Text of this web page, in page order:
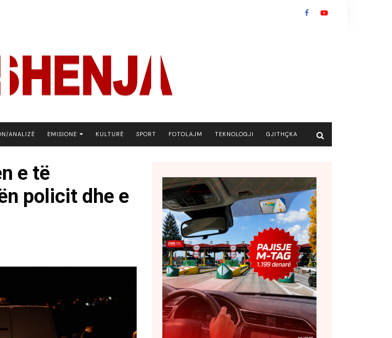
ANALIZË EMISIONE
EKONOMIKS
KU E KISHIM FJALEN
KULTURË SPORT FOTOLAJM TEKNOLOGJI GJITHÇKA
e të
policit dhe e